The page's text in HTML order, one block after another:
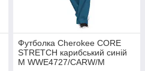
Футболка Cherokee CORE
STRETCH карибський синій
M WWE4727/CARW/M